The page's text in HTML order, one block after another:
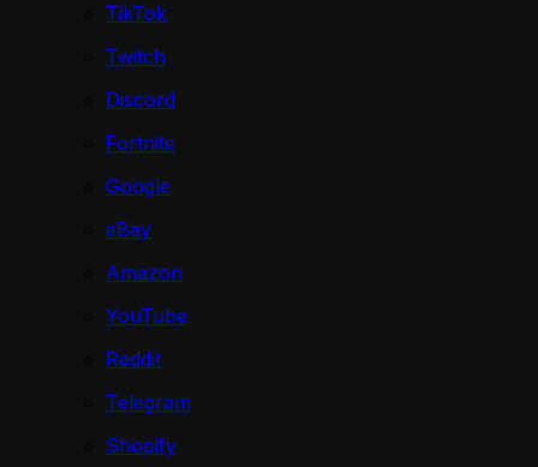
TikTok
Twitch
Discord
Fortnite
Google
eBay
Amazon
YouTube
Reddit
Telegram
Shopify